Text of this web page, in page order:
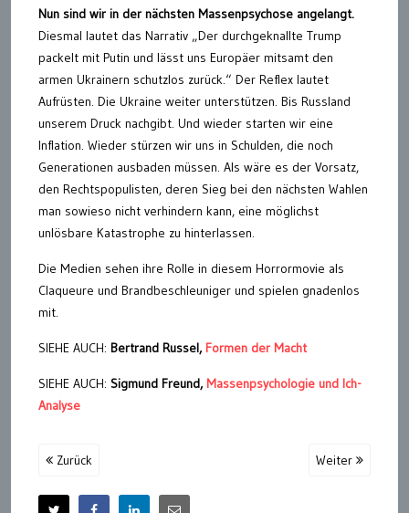
Nun sind wir in der nächsten Massenpsychose angelangt.
Diesmal lautet das Narrativ „Der durchgeknallte Trump
packelt mit Putin und lässt uns Europäer mitsamt den
armen Ukrainern schutzlos zurück.“ Der Reflex lautet
Aufrüsten. Die Ukraine weiter unterstützen. Bis Russland
unserem Druck nachgibt. Und wieder starten wir eine
Inflation. Wieder stürzen wir uns in Schulden, die noch
Generationen ausbaden müssen. Als wäre es der Vorsatz,
den Rechtspopulisten, deren Sieg bei den nächsten Wahlen
man sowieso nicht verhindern kann, eine möglichst
unlösbare Katastrophe zu hinterlassen.
Die Medien sehen ihre Rolle in diesem Horrormovie als
Claqueure und Brandbeschleuniger und spielen gnadenlos
mit.
SIEHE AUCH: Bertrand Russel, Formen der Macht
SIEHE AUCH: Sigmund Freund, Massenpsychologie und Ich-
Analyse
Zurück Weiter